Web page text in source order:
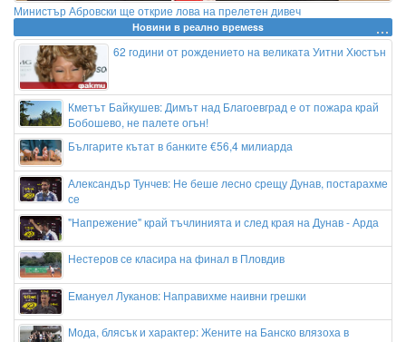
Министър Абровски ще открие лова на прелетен дивеч
Новини в реално времеss
62 години от рождението на великата Уитни Хюстън
Кметът Байкушев: Димът над Благоевград е от пожара край
Бобошево, не палете огън!
Българите кътат в банките €56,4 милиарда
Александър Тунчев: Не беше лесно срещу Дунав, постарахме
се
"Напрежение" край тъчлинията и след края на Дунав - Арда
Нестеров се класира на финал в Пловдив
Емануел Луканов: Направихме наивни грешки
Мода, блясък и характер: Жените на Банско влязоха в